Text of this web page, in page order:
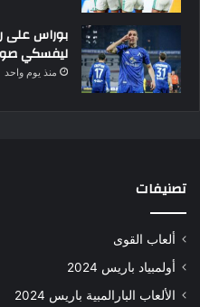
بوراس على
ليفسكي
منذ يوم واحد
تصنيفات
ألعاب القوى
أولمبياد باريس 2024
الألعاب البارالمبية باريس 2024